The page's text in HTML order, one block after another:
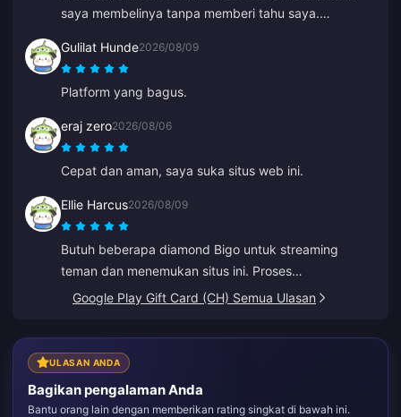
saya membelinya tanpa memberi tahu saya.
bahkan berhari-hari untuk pengembalian dana.
Gulilat Hunde2026/08/09
Platform yang bagus.
eraj zero2026/08/06
Cepat dan aman, saya suka situs web ini.
Ellie Harcus2026/08/09
Butuh beberapa diamond Bigo untuk streaming
teman dan menemukan situs ini. Proses
pembayarannya lancar dan diamond langsung
Google Play Gift Card (CH) Semua Ulasan
ULASAN ANDA
Bagikan pengalaman Anda
Bantu orang lain dengan memberikan rating singkat di bawah ini.